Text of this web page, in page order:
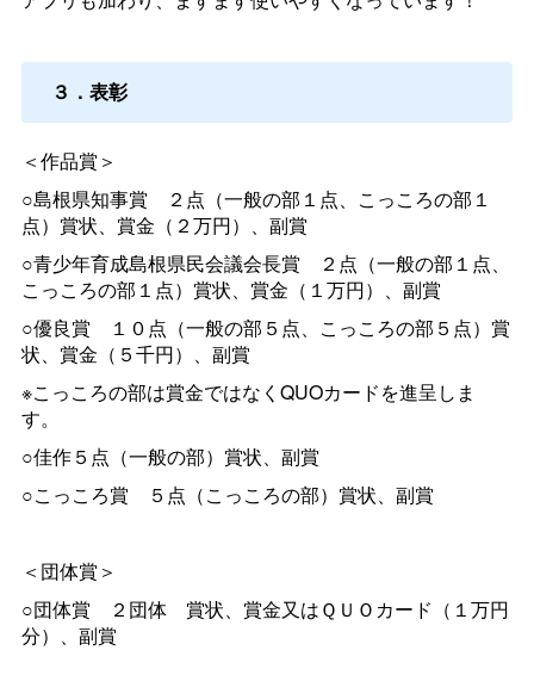
３．表彰
＜作品賞＞
○島根県知事賞
２点（一般の部１点、こっころの部１
点）賞状、賞金（２万円）、副賞
○青少年育成島根県民会議会長賞
２点（一般の部１点、
こっころの部１点）賞状、賞金（１万円）、副賞
○優良賞
１０点（一般の部５点、こっころの部５点）賞
状、賞金（５千円）、副賞
※こっころの部は賞金ではなくQUOカードを進呈しま
す。
○佳作５点（一般の部）賞状、副賞
○こっころ賞 ５点（こっころの部）賞状、副賞
＜団体賞＞
○団体賞 ２団体 賞状、賞金又はＱＵＯカード（１万円
分）、副賞